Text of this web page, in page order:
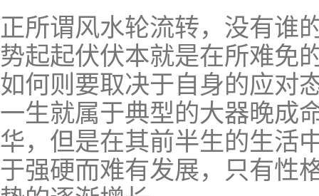
正所谓风水轮流转，没有谁
势起起伏伏本就是在所难免
如何则要取决于自身的应对
一生就属于典型的大器晚成
华，但是在其前半生的生活
于强硬而难有发展，只有性